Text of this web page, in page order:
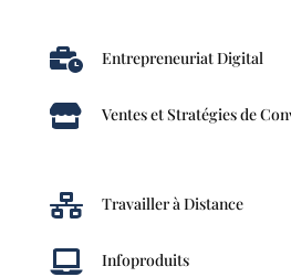
 Entrepreneuriat Digital
 Ventes et Stratégies de
 Travailler à Distance
 Infoproduits